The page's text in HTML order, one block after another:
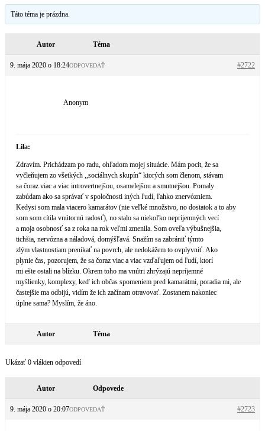
Táto téma je prázdna.
Autor Téma
9. mája 2020 o 18:24 #2722
ODPOVEDAŤ
Anonym
Lila:
Zdravím. Prichádzam po radu, ohľadom mojej situácie. Mám pocit, že sa
vyčleňujem zo všetkých ,,sociálnych skupín“ ktorých som členom, stávam
sa čoraz viac a viac introvertnejšou, osamelejšou a smutnejšou. Pomaly
zabúdam ako sa správať v spoločnosti iných ľudí, ľahko znervózniem.
Kedysi som mala viacero kamarátov (nie veľké množstvo, no dostatok a to aby
som som cítila vnútornú radosť), no stalo sa niekoľko nepríjemných vecí
a moja osobnosť sa z roka na rok veľmi zmenila. Som oveľa výbušnejšia,
tichšia, nervózna a náladová, domýšľavá. Snažím sa zabrániť týmto
zlým vlastnostiam prenikať na povrch, ale nedokážem to ovplyvniť. Ako
plynie čas, pozorujem, že sa čoraz viac a viac vzďaľujem od ľudí, ktorí
mi ešte ostali na blízku. Okrem toho ma vnútri zhrýzajú nepríjemné
myšlienky, komplexy, keď ich občas spomeniem pred kamarátmi, poradia mi, ale
častejšie ma odbijú, vidím že ich začínam otravovať. Zostanem nakoniec
úplne sama? Myslím, že áno.
Autor Téma
Ukázať 0 vlákien odpovedí
Autor Odpovede
9. mája 2020 o 20:07 #2723
ODPOVEDAŤ